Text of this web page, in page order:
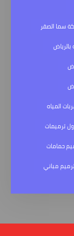
سما الصقر
المياه
ترميمات
حمامات
مباني